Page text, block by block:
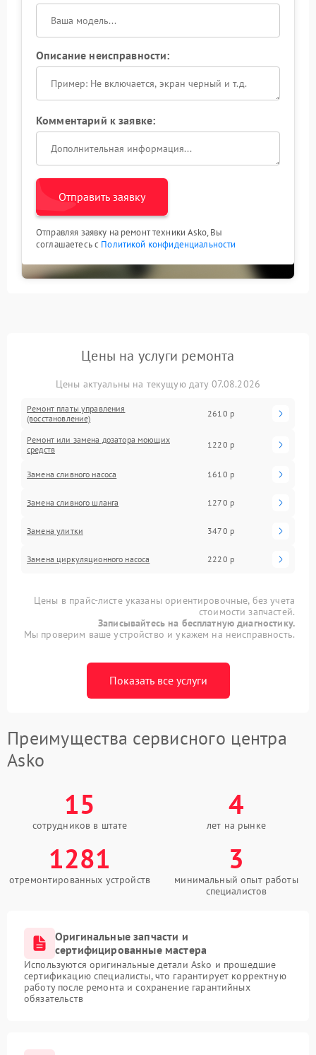
Описание неисправности:
Комментарий к заявке:
Отправить заявку
Отправляя заявку на ремонт техники Asko, Вы
соглашаетесь с Политикой конфиденциальности
Цены на услуги ремонта
Цены актуальны на текущую дату 07.08.2026
Ремонт платы управления
(восстановление)
2610 р
Ремонт или замена дозатора моющих
средств
1220 р
Замена сливного насоса 1610 р
Замена сливного шланга 1270 р
Замена улитки 3470 р
Замена циркуляционного насоса 2220 р
Цены в прайс-листе указаны ориентировочные, без учета
стоимости запчастей.
Записывайтесь на бесплатную диагностику.
Мы проверим ваше устройство и укажем на неисправность.
Показать все услуги
Преимущества сервисного центра
Asko
15
сотрудников в штате
4
лет на рынке
1281
отремонтированных устройств
3
минимальный опыт работы
специалистов
Оригинальные запчасти и
сертифицированные мастера
Используются оригинальные детали Asko и прошедшие
сертификацию специалисты, что гарантирует корректную
работу после ремонта и сохранение гарантийных
обязательств